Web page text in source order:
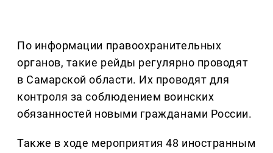
По информации правоохранительных
органов, такие рейды регулярно проводят
в Самарской области. Их проводят для
контроля за соблюдением воинских
обязанностей новыми гражданами России.
Также в ходе мероприятия 48 иностранным